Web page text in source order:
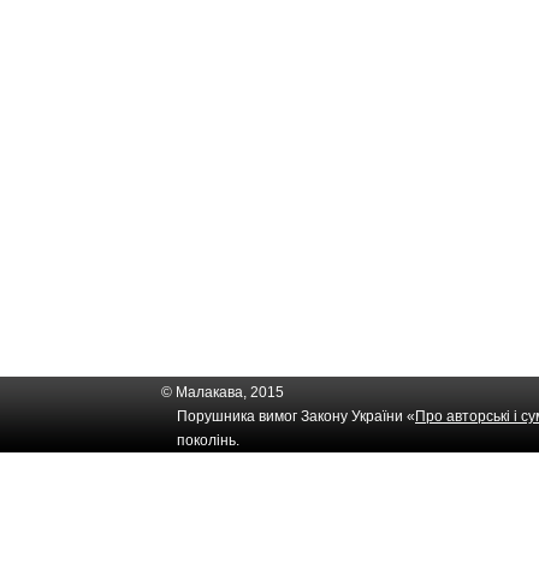
© Малакава, 2015
Порушника вимог Закону України « Про авторські і
поколінь.